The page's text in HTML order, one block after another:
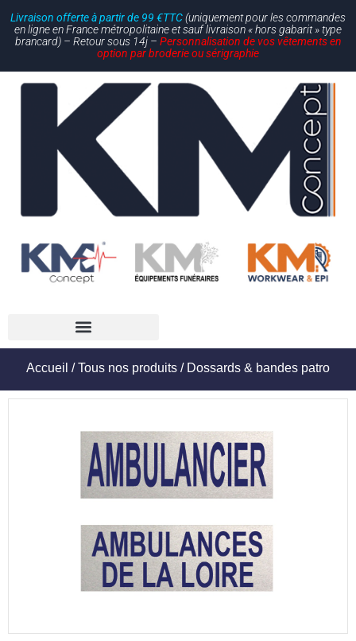
Livraison offerte à partir de 99 €TTC(uniquement pour les commandes
en ligne en France métropolitaine et sauf livraison « hors gabarit » type
brancard) – Retour sous 14j – Personnalisation de vos vêtements en
option par broderie ou sérigraphie
Accueil /Tous nos produits / Dossards & bandes patro